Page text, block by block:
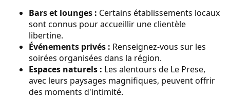
Bars et lounges : Certains établissements locaux
sont connus pour accueillir une clientèle
libertine.
Événements privés : Renseignez-vous sur les
soirées organisées dans la région.
Espaces naturels : Les alentours de Le Prese,
avec leurs paysages magnifiques, peuvent offrir
des moments d'intimité.